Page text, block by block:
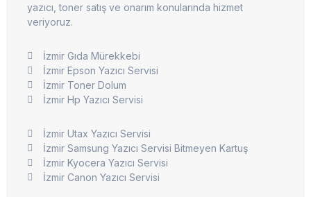
yazıcı, toner satış ve onarım konularında hizmet
veriyoruz.
İzmir Gıda Mürekkebi
İzmir Epson Yazıcı Servisi
İzmir Toner Dolum
İzmir Hp Yazıcı Servisi
İzmir Utax Yazıcı Servisi
İzmir Samsung Yazıcı Servisi Bitmeyen Kartuş
İzmir Kyocera Yazıcı Servisi
İzmir Canon Yazıcı Servisi